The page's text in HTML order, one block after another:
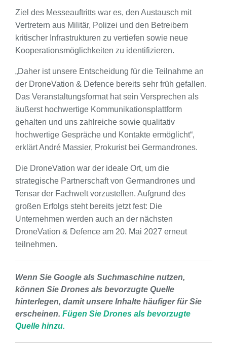
Ziel des Messeauftritts war es, den Austausch mit
Vertretern aus Militär, Polizei und den Betreibern
kritischer Infrastrukturen zu vertiefen sowie neue
Kooperationsmöglichkeiten zu identifizieren.
„Daher ist unsere Entscheidung für die Teilnahme an
der DroneVation & Defence bereits sehr früh gefallen.
Das Veranstaltungsformat hat sein Versprechen als
äußerst hochwertige Kommunikationsplattform
gehalten und uns zahlreiche sowie qualitativ
hochwertige Gespräche und Kontakte ermöglicht“,
erklärt André Massier, Prokurist bei Germandrones.
Die DroneVation war der ideale Ort, um die
strategische Partnerschaft von Germandrones und
Tensar der Fachwelt vorzustellen. Aufgrund des
großen Erfolgs steht bereits jetzt fest: Die
Unternehmen werden auch an der nächsten
DroneVation & Defence am 20. Mai 2027 erneut
teilnehmen.
Wenn Sie Google als Suchmaschine nutzen,
können Sie Drones als bevorzugte Quelle
hinterlegen, damit unsere Inhalte häufiger für Sie
erscheinen. Fügen Sie Drones als bevorzugte
Quelle hinzu.